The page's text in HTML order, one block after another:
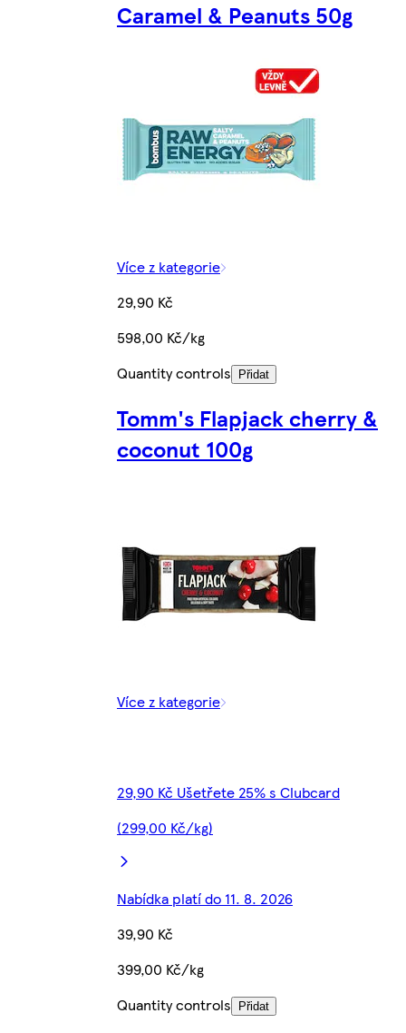
Caramel & Peanuts 50g
Více z kategorie
29,90 Kč
598,00 Kč/kg
Quantity controls
Přidat
Tomm's Flapjack cherry &
coconut 100g
Více z kategorie
29,90 Kč Ušetřete 25% s Clubcard
(299,00 Kč/kg)
Nabídka platí do 11. 8. 2026
39,90 Kč
399,00 Kč/kg
Quantity controls
Přidat